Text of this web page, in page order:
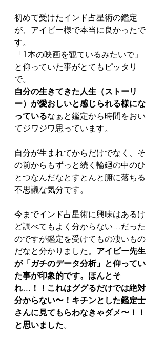
初めて受けたインド占星術の鑑定
が、アイビー様で本当に良かったで
す。
「1本の映画を観ているみたいで」
と仰っていた事がとてもピッタリ
で。
自分の生きてきた人生（ストーリ
ー）が愛おしいと感じられる様にな
っているなぁと鑑定から時間をおい
てジワジワ思っています。
自分が生まれてからだけでなく、そ
の前からもずっと続く輪廻の中のひ
とつなんだなとすとんと腑に落ちる
不思議な気分です。
今までインド占星術に興味はあるけ
ど調べてもよく分からない…だった
のですが鑑定を受けてもの凄いもの
だなと分かりました。 アイビー先生
が「ガチのデータ分析」と仰ってい
た事が印象的です。ほんとそ
れ…！！これはググるだけでは絶対
分からない〜！キチンとした鑑定士
さんに見てもらわなきゃダメ〜！！
と思いました。